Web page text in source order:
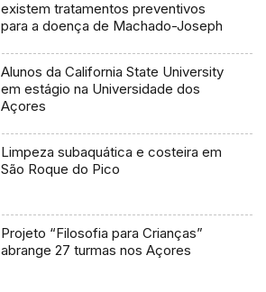
existem tratamentos preventivos
para a doença de Machado-Joseph
Alunos da California State University
em estágio na Universidade dos
Açores
Limpeza subaquática e costeira em
São Roque do Pico
Projeto “Filosofia para Crianças”
abrange 27 turmas nos Açores